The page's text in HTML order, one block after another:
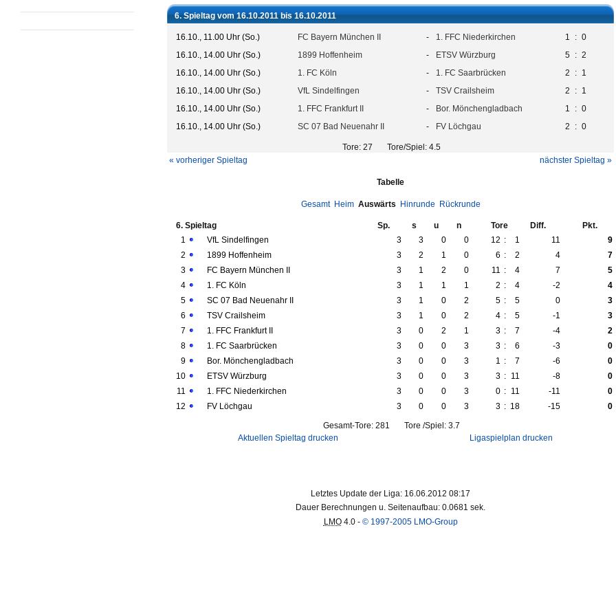
6. Spieltag vom 16.10.2011 bis 16.10.2011
16.10., 11.00 Uhr (So.) FC Bayern München II - 1. FFC Niederkirchen 1 : 0
16.10., 14.00 Uhr (So.)
1899 Hoffenheim - ETSV Würzburg 5 : 2
16.10., 14.00 Uhr (So.)
1. FC Köln - 1. FC Saarbrücken 2 : 1
16.10., 14.00 Uhr (So.)
VfL Sindelfingen - TSV Crailsheim 2 : 1
16.10., 14.00 Uhr (So.)
1. FFC Frankfurt II - Bor. Mönchengladbach 1 : 0
16.10., 14.00 Uhr (So.)
SC 07 Bad Neuenahr II - FV Löchgau 2 : 0
Tore: 27 Tore/Spiel: 4.5
« vorheriger Spieltag
nächster Spieltag »
Tabelle
Gesamt HeimAuswärts Hinrunde Rückrunde
6. Spieltag Sp. s u n Tore Diff.
Pkt.
1
VfL Sindelfingen 3 3 0 0 12 : 1 11
9
2
1899 Hoffenheim 3 2 1 0 6 : 2 4
7
3
FC Bayern München II 3 1 2 0 11 : 4 7
5
4
1. FC Köln 3 1 1 1 2 : 4 -2
4
5
SC 07 Bad Neuenahr II 3 1 0 2 5 : 5 0
3
6
TSV Crailsheim 3 1 0 2 4 : 5 -1
3
7
1. FFC Frankfurt II 3 0 2 1 3 : 7 -4
2
8
1. FC Saarbrücken 3 0 0 3 3 : 6 -3
0
9
Bor. Mönchengladbach 3 0 0 3 1 : 7 -6
0
10
ETSV Würzburg 3 0 0 3 3 : 11 -8
0
11
1. FFC Niederkirchen 3 0 0 3 0 : 11 -11
0
12
FV Löchgau 3 0 0 3 3 : 18 -15
0
Gesamt-Tore: 281 Tore /Spiel: 3.7
Aktuellen Spieltag drucken
Ligaspielplan drucken
Letztes Update der Liga: 16.06.2012 08:17
Dauer Berechnungen u. Seitenaufbau: 0.0681 sek.
LMO4.0 - © 1997-2005 LMO-Group